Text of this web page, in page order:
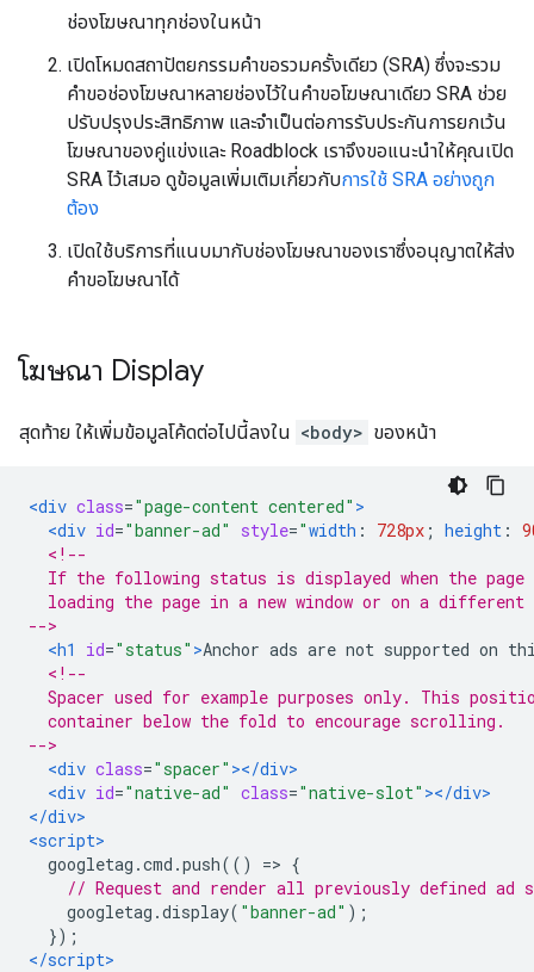
ช่องโฆษณาทุกช่องในหน้า
เปิดโหมดสถาปัตยกรรมคำขอรวมครั้งเดียว (SRA) ซึ่งจะรวม
คําขอช่องโฆษณาหลายช่องไว้ในคําขอโฆษณาเดียว SRA ช่วย
ปรับปรุงประสิทธิภาพ และจําเป็นต่อการรับประกันการยกเว้น
โฆษณาของคู่แข่งและ Roadblock เราจึงขอแนะนําให้คุณเปิด
SRA ไว้เสมอ ดูข้อมูลเพิ่มเติมเกี่ยวกับการใช้ SRA อย่างถูก
ต้อง
เปิดใช้บริการที่แนบมากับช่องโฆษณาของเราซึ่งอนุญาตให้ส่ง
คําขอโฆษณาได้
โฆษณา Display
สุดท้าย ให้เพิ่มข้อมูลโค้ดต่อไปนี้ลงใน <body> ของหน้า
<div class="page-content centered" >
<div id="banner-ad" style="width : 728px ; height :
<!--
If the following status is displayed when the
loading the page in a new window or on a different
-->
<h1
id="status" >Anchor ads are not supported on
<!--
Spacer used for example purposes only. This
container below the fold to encourage scrolling.
-->
<div class="spacer" ></div>
<div id="native-ad" class="native-slot" ></div>
</div>
<script>
googletag .cmd .push(() => {
// Request and render all previously defined ad
googletag .display( "banner-ad" );
});
</script>